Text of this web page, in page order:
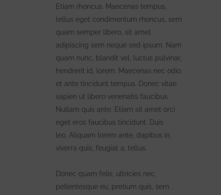
Etiam rhoncus. Maecenas tempus,
tellus eget condimentum rhoncus, sem
quam semper libero, sit amet
adipiscing sem neque sed ipsum. Nam
quam nunc, blandit vel, luctus pulvinar,
hendrerit id, lorem. Maecenas nec odio
et ante tincidunt tempus. Donec vitae
sapien ut libero venenatis faucibus.
Nullam quis ante. Etiam sit amet orci
eget eros faucibus tincidunt. Duis
leo. Aliquam lorem ante, dapibus in,
viverra quis, feugiat a, tellus.
Donec quam felis, ultricies nec,
pellentesque eu, pretium quis, sem.